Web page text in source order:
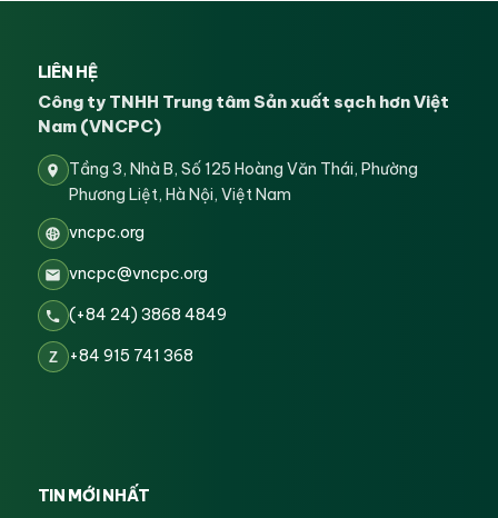
LIÊN HỆ
Công ty TNHH Trung tâm Sản xuất sạch hơn Việt
Nam (VNCPC)
Tầng 3, Nhà B, Số 125 Hoàng Văn Thái, Phường
Phương Liệt, Hà Nội, Việt Nam
vncpc.org
vncpc@vncpc.org
(+84 24) 3868 4849
Z +84 915 741 368
TIN MỚI NHẤT